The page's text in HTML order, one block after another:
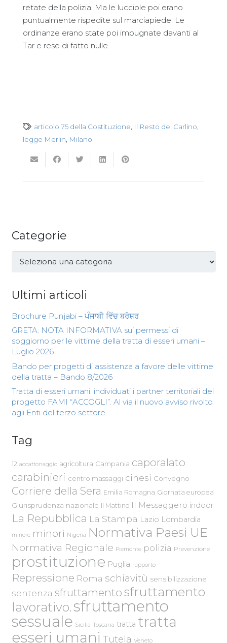
retate della polizia. Ma le lucciole poi erano
puntualmente rispedite sul marciapiede. Le
ordinanze erano state poi impugnate davanti al
Tar e rese di fatto nulle.
articolo 75 della Costituzione Il Resto del Carlino
legge Merlin Milano
Categorie
Categorie
Ultimi articoli
Brochure Punjabi – ਪੰਜਾਬੀ ਵਿੱਚ ਬਰੋਸ਼ਰ
GRETA: NOTA INFORMATIVA sui permessi di
soggiorno per le vittime della tratta di esseri umani –
Luglio 2026
Bando per progetti di assistenza a favore delle vittime
della tratta – Bando 8/2026
Tratta di esseri umani: individuati i partner territoriali del
progetto FAMI “ACCOGLI”. Al via il nuovo avviso rivolto
agli Enti del terzo settore
Tag
12 accattonaggio agricoltura Campania caporalato
carabinieri centro massaggi cinesi Convegno
Corriere della Sera Emilia Romagna Giornata europea
Giurisprudenza nazionale Il Mattino Il Messaggero indoor
La Repubblica La Stampa Lazio Lombardia
minore minori Nigeria Normativa Paesi UE
Normativa Regionale Piemonte polizia Prevenzione
prostituzione Puglia rapporto
Repressione Roma schiavitù sensibilizzazione
sentenza sfruttamento sfruttamento
lavorativo.sfruttamento
sessuale Sicilia Toscana tratta tratta
esseri umani Tutela Veneto